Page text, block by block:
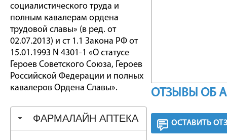
социалистического труда и
полным кавалерам ордена
трудовой славы» (в ред. от
02.07.2013) и ст 1.1 Закона РФ от
15.01.1993 N 4301-1 «О статусе
Героев Советского Союза, Героев
Российской Федерации и полных
кавалеров Ордена Славы».
ФАРМАЛАЙН АПТЕКА
ОТЗЫВЫ ОБ
ОСТАВИТЬ